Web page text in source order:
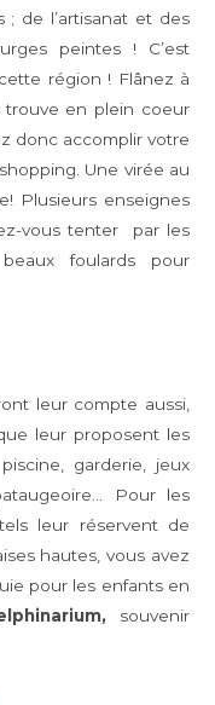
de l’artisanat et des
peintes ! C’est
région ! Flânez à
trouve en plein coeur
donc accomplir votre
Une virée au
Plusieurs enseignes
vous tenter par les
foulards pour
leur compte aussi,
leur proposent les
garderie, jeux
Pour les
leur réservent de
hautes, vous avez
pour les enfants en
souvenir